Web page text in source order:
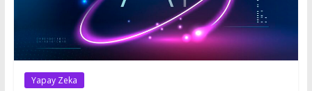
Yapay Zeka